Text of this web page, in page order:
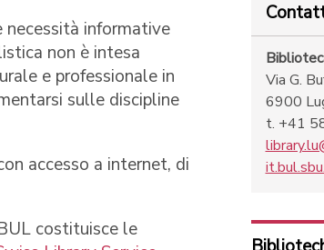
necessità informative
non è intesa
e professionale in
sulle discipline
accesso a internet, di
costituisce le
Via G.
6900
t. +41